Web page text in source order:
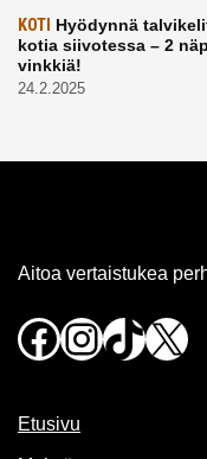
KOTI Hyödynnä
kotia siivotessa – 2
vinkkiä!
24.2.2025
Aitoa vertaistukea
Facebook
Instagram
TikTok
X
Etusivu